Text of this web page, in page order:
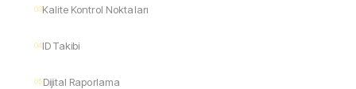
03Kalite Kontrol Noktaları
04ID Takibi
05Dijital Raporlama